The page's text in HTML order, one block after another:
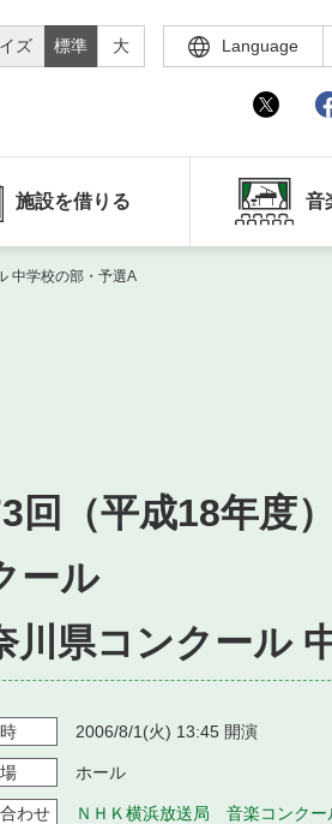
ズ 標準 大 Language
施設を借りる 音
中学校の部・予選A
回（平成18年度
ール
川県コンクール
2006/8/1 (火) 13:45 開演
ホール
合わせ ＮＨＫ横浜放送局 音楽コンクー